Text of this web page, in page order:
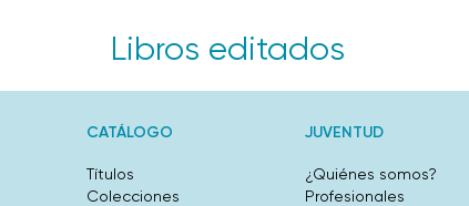
Libros editados
CATÁLOGO
Títulos
Colecciones
JUVENTUD
¿Quiénes somos?
Profesionales